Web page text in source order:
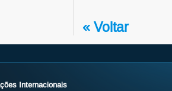
« Voltar
Internacionais